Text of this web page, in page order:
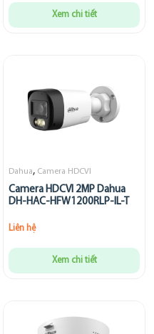
Xem chi tiết
Dahua, Camera HDCVI
Camera HDCVI 2MP Dahua
DH-HAC-HFW1200RLP-IL-T
Liên hệ
Xem chi tiết